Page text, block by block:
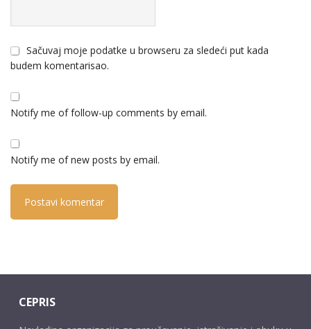
Sačuvaj moje podatke u browseru za sledeći put kada
budem komentarisao.
Notify me of follow-up comments by email.
Notify me of new posts by email.
CEPRIS